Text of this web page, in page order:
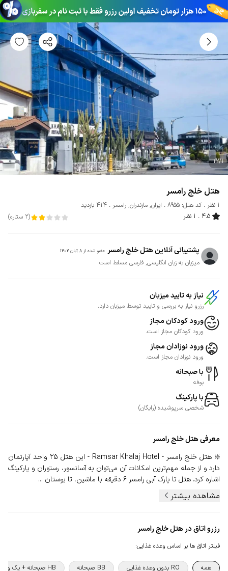
12/1
هتل خلج رامسر
1 نظر کد هتل: 8955 ایران, مازندران, رامسر
414 بازدید
4.5
1 نظر (
2 ستاره)
پشتیبانی آنلاین هتل خلج رامسر عضو شده از 8 آبان 1402
میزبان به زبان انگلیسی, فارسی مسلط است
نیاز به تایید میزبان
رزرو نیاز به بررسی و تایید توسط میزبان دارد.
ورود کودکان مجاز
ورود کودکان مجاز است.
ورود نوزادان مجاز
ورود نوزادان مجاز است.
با صبحانه
بوفه
با پارکینگ
شخصی سرپوشیده (رایگان)
معرفیهتل خلج رامسر
❇️ هتل خلج رامسر - Ramsar Khalaj Hotel - این هتل 25 واحد آپارتمان
دارد و از جمله مهم‌ترین امکانات آن می‌توان به آسانسور، رستوران و پارکینگ
اشاره کرد. هتل تا پارک آبی رامسر ۶ دقیقه با ماشین، تا بوستان ...
مشاهده بیشتر
رزرو اتاق در هتل خلج رامسر
فیلتر اتاق ها بر اساس وعده غذایی:
همه RO بدون وعده غذایی BB صبحانه HB صبحانه + یک وعده غذا